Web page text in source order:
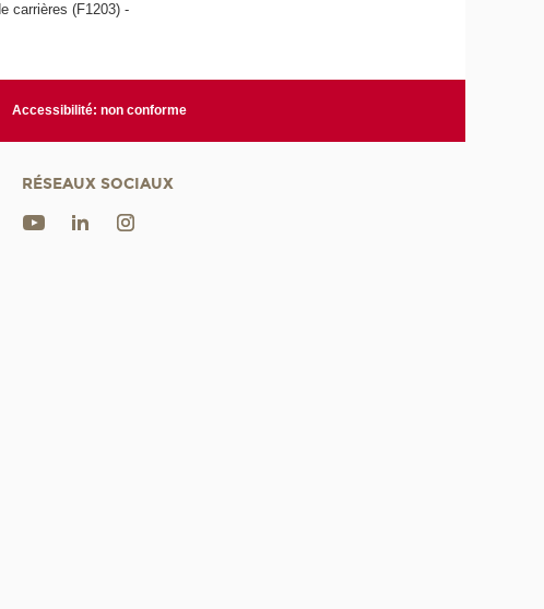
carrières (F1203) -
Accessibilité: non conforme
RÉSEAUX SOCIAUX